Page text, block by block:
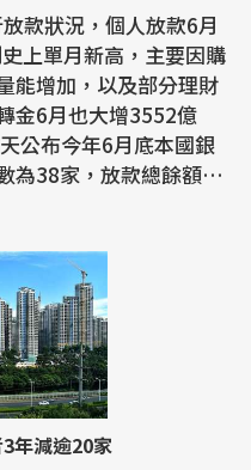
款狀況，個人放款6月
上單月新高，主要因購
能增加，以及部分理財
金6月也大增3552億
為38家，放款總餘額新
年減逾20家